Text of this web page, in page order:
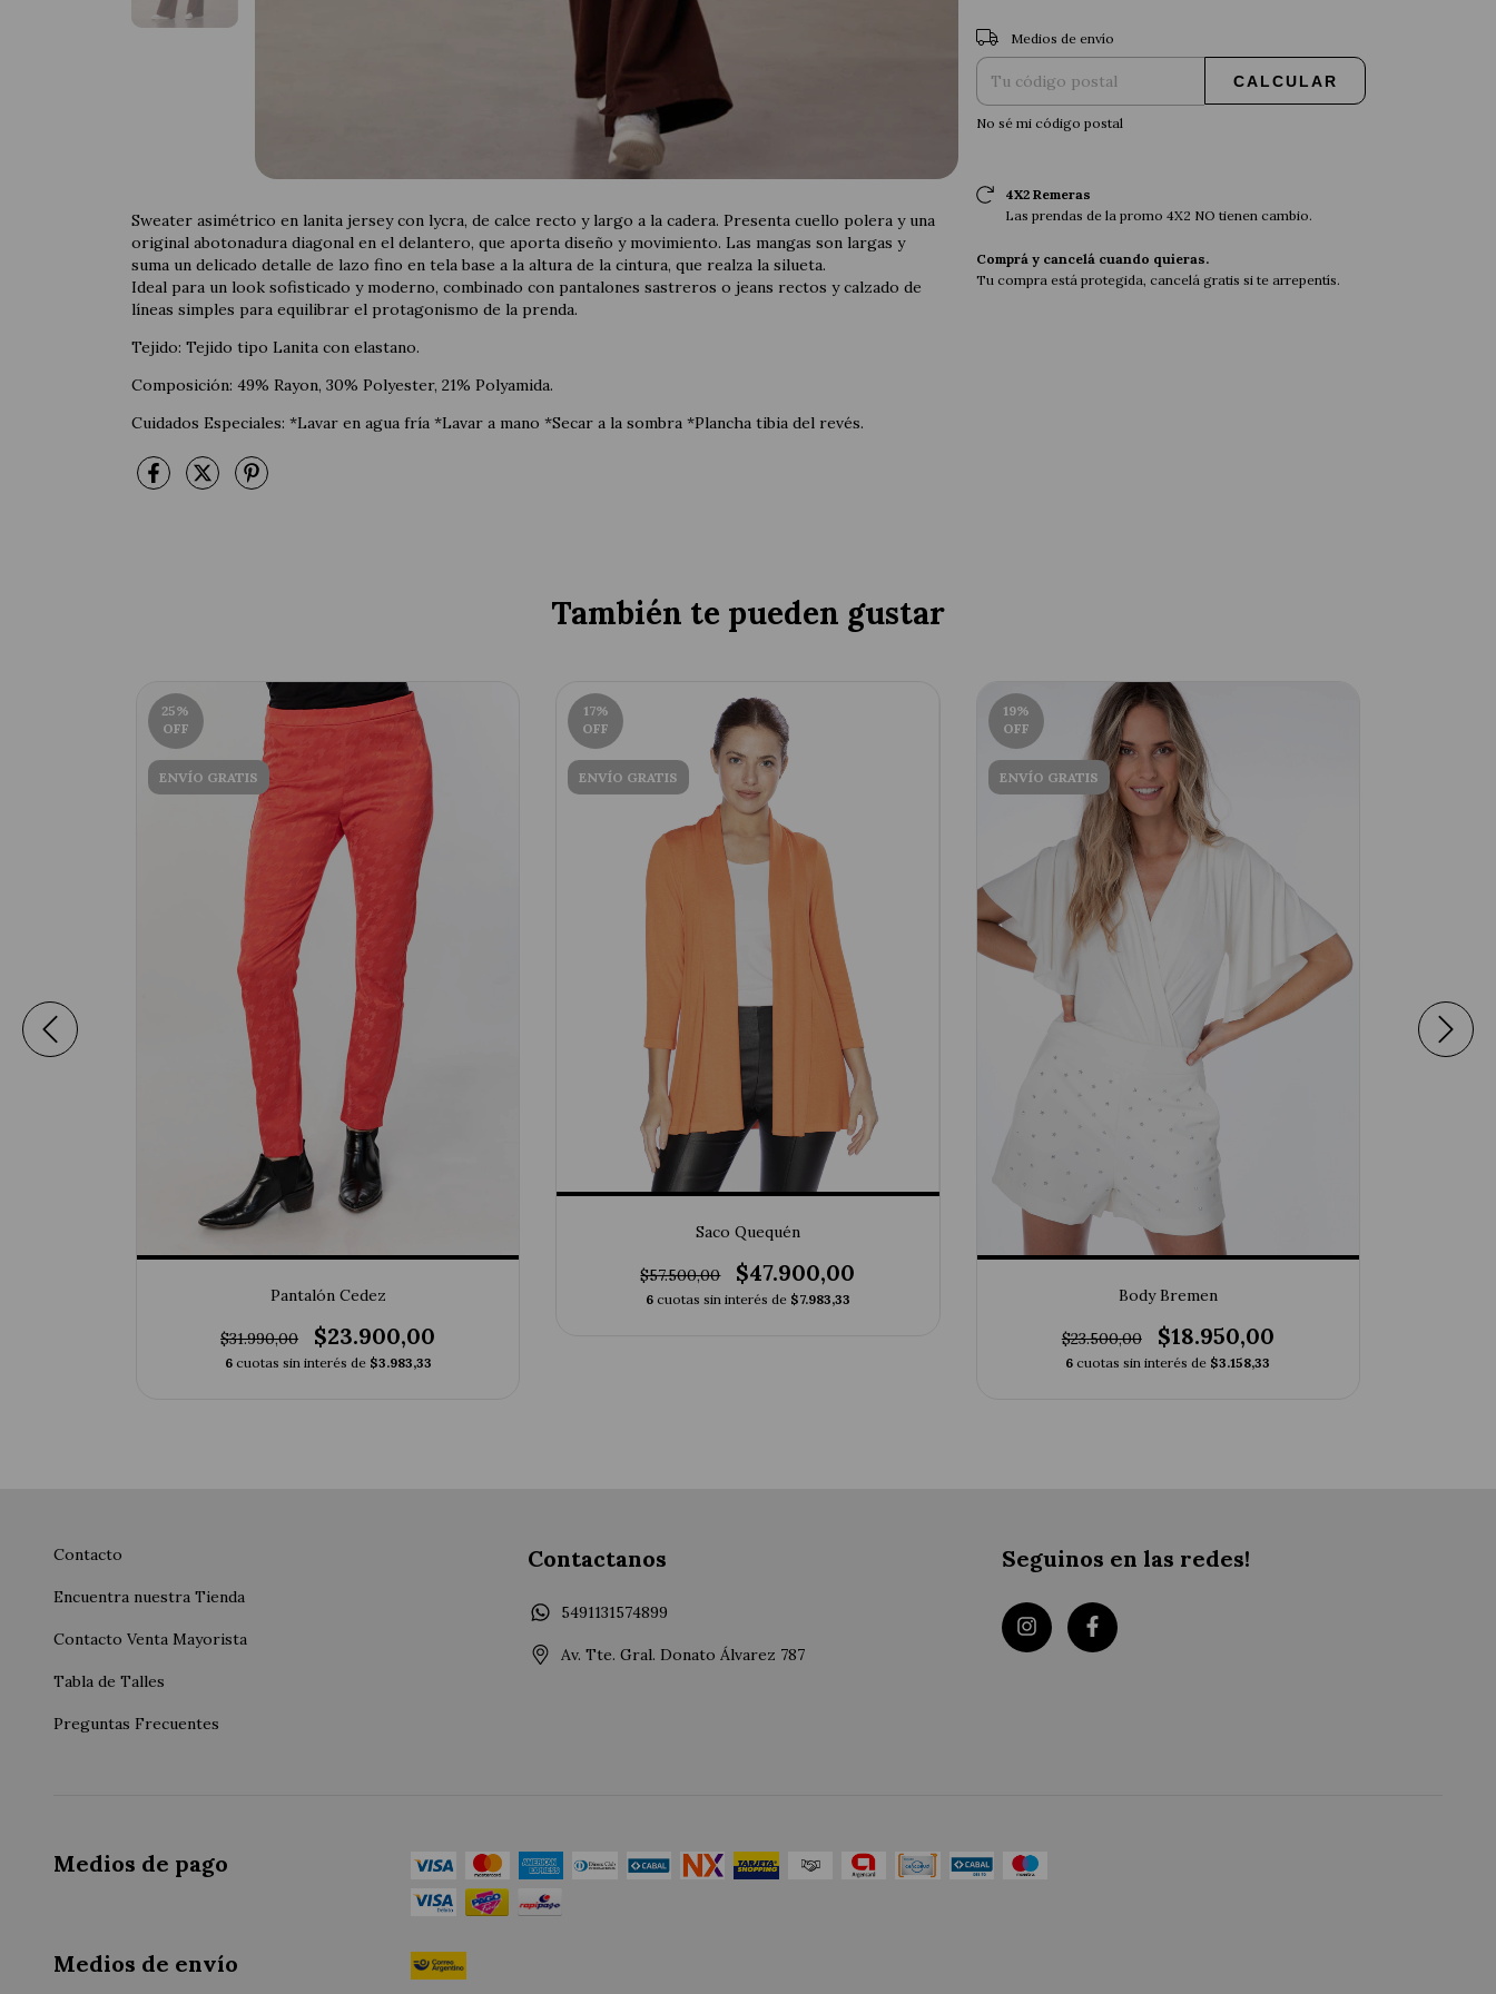
Sweater asimétrico en lanita jersey con lycra, de calce recto y largo a la cadera. Presenta cuello polera y una
original abotonadura diagonal en el delantero, que aporta diseño y movimiento. Las mangas son largas y
suma un delicado detalle de lazo fino en tela base a la altura de la cintura, que realza la silueta.
Ideal para un look sofisticado y moderno, combinado con pantalones sastreros o jeans rectos y calzado de
líneas simples para equilibrar el protagonismo de la prenda.
Tejido: Tejido tipo Lanita con elastano.
Composición: 49% Rayon, 30% Polyester, 21% Polyamida.
Cuidados Especiales: *Lavar en agua fría *Lavar a mano *Secar a la sombra *Plancha tibia del revés.
Entregas para el CP:
Medios de envío
CALCULAR
No sé mi código postal
4X2 Remeras
Las prendas de la promo 4X2 NO tienen cambio.
Comprá y cancelá cuando quieras.
Tu compra está protegida, cancelá gratis si te arrepentís.
También te pueden gustar
25%
OFF
ENVÍO GRATIS
Pantalón Cedez
$31.990,00 $23.900,00
6 cuotas sin interés de $3.983,33
17%
OFF
ENVÍO GRATIS
Saco Quequén
$57.500,00 $47.900,00
6 cuotas sin interés de $7.983,33
19%
OFF
ENVÍO GRATIS
Body Bremen
$23.500,00 $18.950,00
6 cuotas sin interés de $3.158,33
Contacto
Encuentra nuestra Tienda
Contacto Venta Mayorista
Tabla de Talles
Preguntas Frecuentes
Contactanos
5491131574899
Av. Tte. Gral. Donato Álvarez 787
Seguinos en las redes!
Medios de pago
Medios de envío